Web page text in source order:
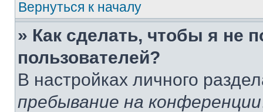
Вернуться к началу
» Как сделать, чтобы я не
пользователей?
В настройках личного
пребывание на конференции